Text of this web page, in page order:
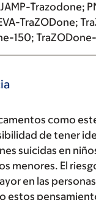
Trazodone;
TraZODone;
150;
como
de tener
suicidas en
menores. El
en las
estos